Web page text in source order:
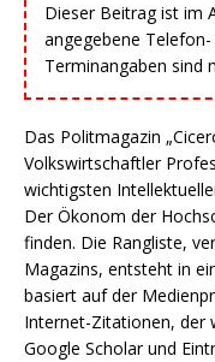
Dieser Beitrag ist im
angegebene
Terminangaben sind
Das Politmagazin
Volkswirtschaftler
wichtigsten
Der Ökonom der
finden. Die Rangliste,
Magazins, entsteht in
basiert auf der
Internet-Zitationen, der
Google Scholar und